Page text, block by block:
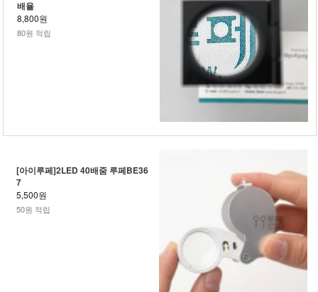
배율
8,800원
80원 적립
[아이루페]2LED 40배줌 루페BE36
7
5,500원
50원 적립